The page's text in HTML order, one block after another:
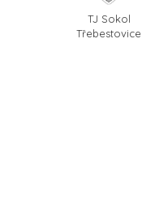
TJ Sokol
Třebestovice